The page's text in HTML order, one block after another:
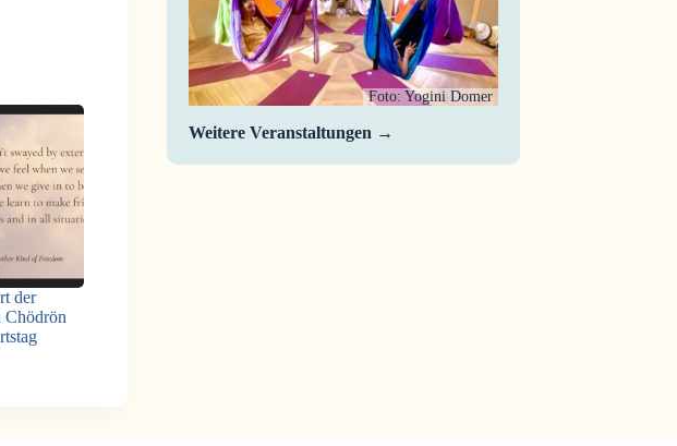
der
Chödrön
Foto: Yogini Domer
Weitere Veranstaltungen